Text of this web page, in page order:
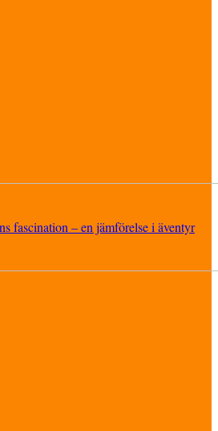
fascination – en jämförelse i äventyr